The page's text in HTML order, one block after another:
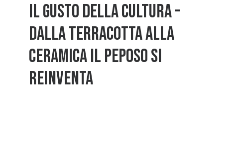
Il gusto della cultura –
Dalla terracotta alla
ceramica il peposo si
reinventa